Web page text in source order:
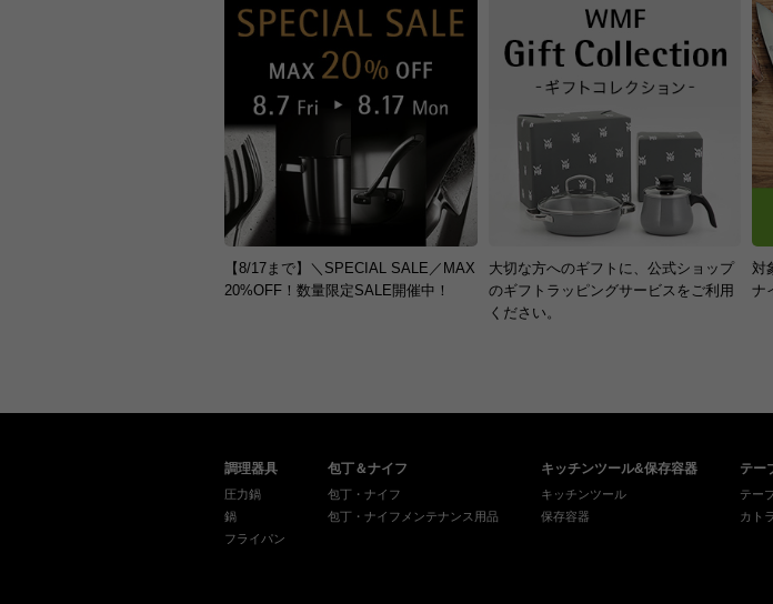
【8/17まで】＼SPECIAL SALE／MAX
20%OFF！数量限定SALE開催中！
大切な方へのギフトに、公式ショップ
のギフトラッピングサービスをご利用
ください。
対
ナ
調理器具
圧力鍋
鍋
フライパン
包丁＆ナイフ
包丁・ナイフ
包丁・ナイフメンテナンス用品
キッチンツール&保存容器
キッチンツール
保存容器
テー
テー
カト